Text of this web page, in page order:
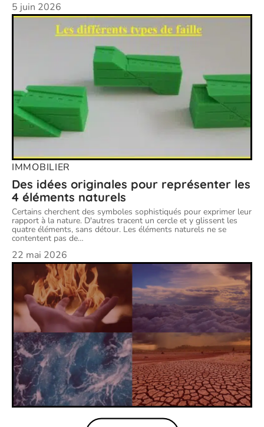
5 juin 2026
IMMOBILIER
Des idées originales pour représenter les
4 éléments naturels
Certains cherchent des symboles sophistiqués pour exprimer leur
rapport à la nature. D'autres tracent un cercle et y glissent les
quatre éléments, sans détour. Les éléments naturels ne se
contentent pas de…
22 mai 2026